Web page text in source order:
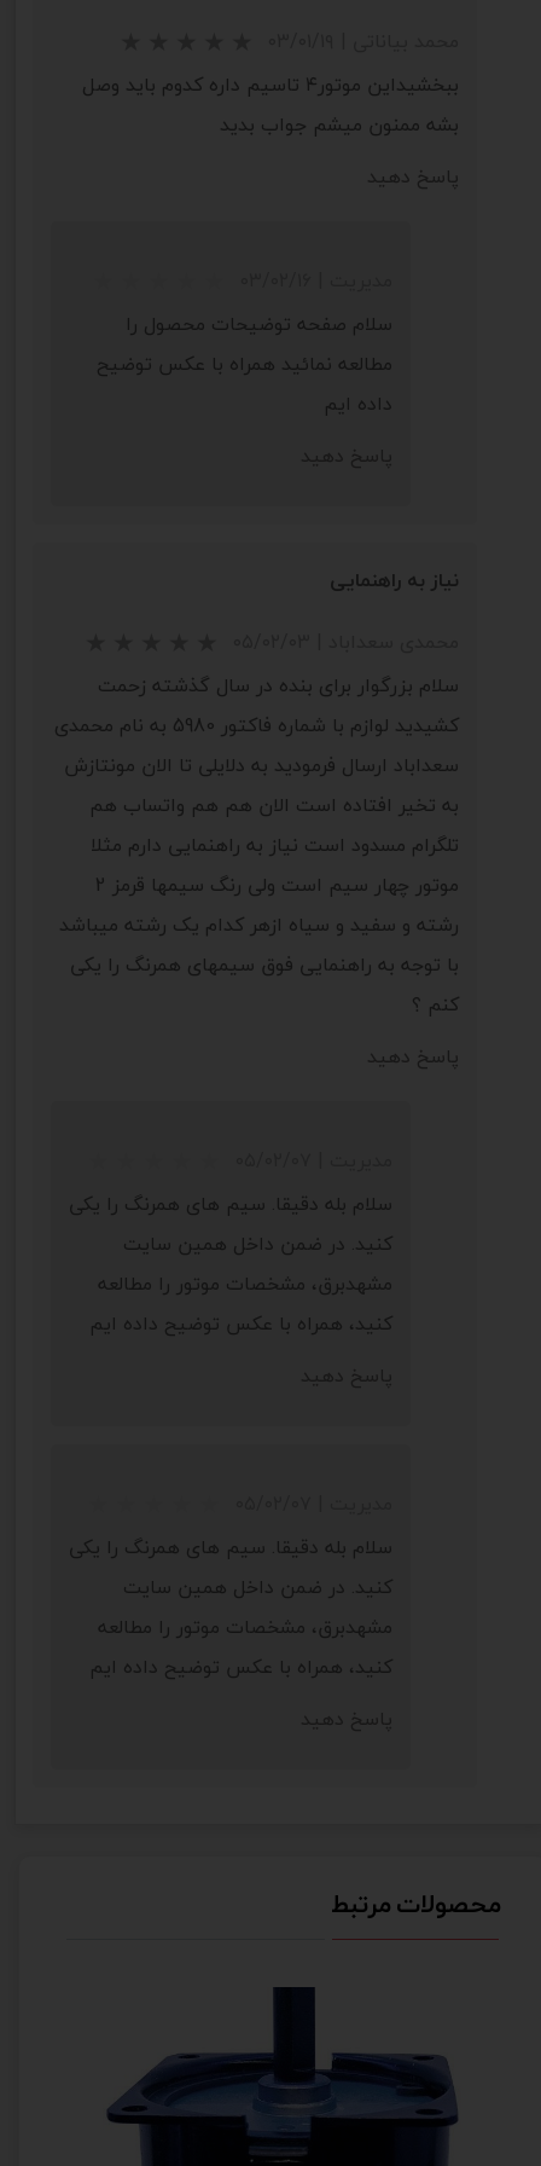
ببخشیداین موتور۴ تاسیم داره کدوم باید وصل
بشه ممنون میشم جواب بدید
پاسخ دهید
سلام صفحه توضیحات محصول را
مطالعه نمائید همراه با عکس توضیح
داده ایم
پاسخ دهید
نیاز به راهنمایی
سلام بزرگوار برای بنده در سال گذشته زحمت
کشیدید لوازم با شماره فاکتور 5980 به نام محمدی
سعداباد ارسال فرمودید به دلایلی تا الان مونتازش
به تخیر افتاده است الان هم هم واتساب هم
تلگرام مسدود است نیاز به راهنمایی دارم مثلا
موتور چهار سیم است ولی رنگ سیمها قرمز 2
رشته و سفید و سیاه ازهر کدام یک رشته میباشد
با توجه به راهنمایی فوق سیمهای همرنگ را یکی
کنم ؟
پاسخ دهید
سلام بله دقیقا. سیم های همرنگ را یکی
کنید. در ضمن داخل همین سایت
مشهدبرق، مشخصات موتور را مطالعه
کنید، همراه با عکس توضیح داده ایم
پاسخ دهید
سلام بله دقیقا. سیم های همرنگ را یکی
کنید. در ضمن داخل همین سایت
مشهدبرق، مشخصات موتور را مطالعه
کنید، همراه با عکس توضیح داده ایم
پاسخ دهید
محصولات مرتبط